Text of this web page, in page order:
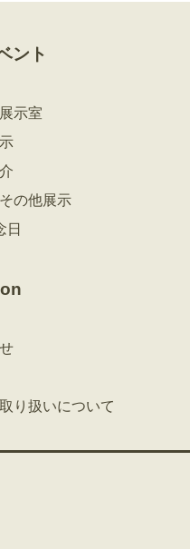
ント
示室
の他展示
日
り扱いについて